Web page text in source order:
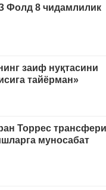
Фолд 8 чидамлилик
заиф нуқтасини
тайёрман»
Торрес трансфери
муносабат